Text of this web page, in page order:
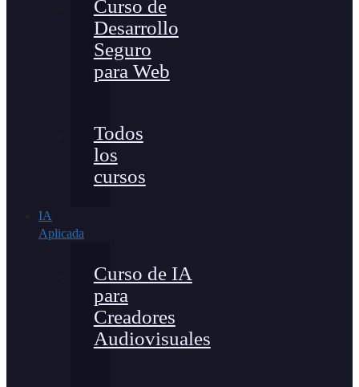
Curso de
Desarrollo
Seguro
para Web
Todos
los
cursos
IA
Aplicada
Curso de IA
para
Creadores
Audiovisuales